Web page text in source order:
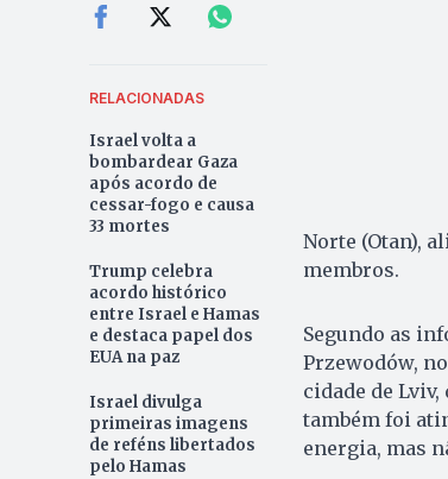
RELACIONADAS
Israel volta a
bombardear Gaza
após acordo de
cessar-fogo e causa
33 mortes
Trump celebra
acordo histórico
entre Israel e Hamas
e destaca papel dos
EUA na paz
Israel divulga
primeiras imagens
de reféns libertados
pelo Hamas
Norte (Otan),
membros.
Segundo as
Przewodów,
cidade de
também foi
energia, mas